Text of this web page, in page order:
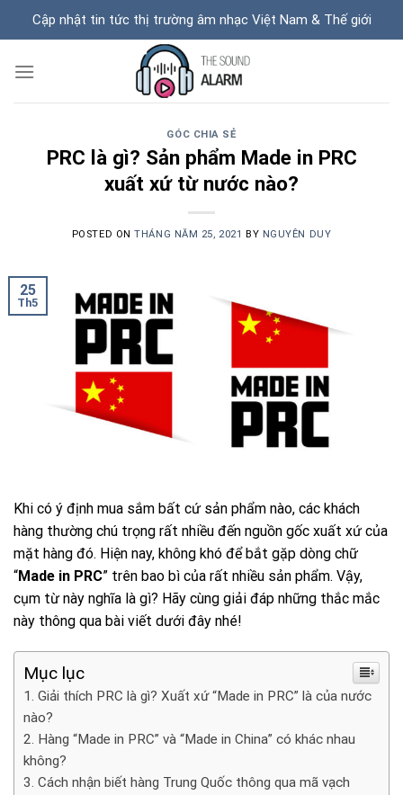
Cập nhật tin tức thị trường âm nhạc Việt Nam & Thế giới
GÓC CHIA SẺ
PRC là gì? Sản phẩm Made in PRC
xuất xứ từ nước nào?
POSTED ONTHÁNG NĂM 25, 2021 BY NGUYÊN DUY
25
Th5
Khi có ý định mua sắm bất cứ sản phẩm nào, các khách
hàng thường chú trọng rất nhiều đến nguồn gốc xuất xứ của
mặt hàng đó. Hiện nay, không khó để bắt gặp dòng chữ
“Made in PRC” trên bao bì của rất nhiều sản phẩm. Vậy,
cụm từ này nghĩa là gì? Hãy cùng giải đáp những thắc mắc
này thông qua bài viết dưới đây nhé!
Mục lục
Giải thích PRC là gì? Xuất xứ “Made in PRC” là của nước
nào?
Hàng “Made in PRC” và “Made in China” có khác nhau
không?
Cách nhận biết hàng Trung Quốc thông qua mã vạch